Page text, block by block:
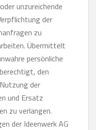
unzureichende
der
zu
Übermittelt
persönliche
den
der
und Ersatz
zu verlangen.
der Ideenwerk AG